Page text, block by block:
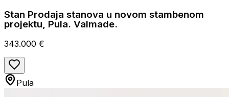
Stan Prodaja stanova u novom stambenom
projektu, Pula. Valmade.
343.000 €
Pula